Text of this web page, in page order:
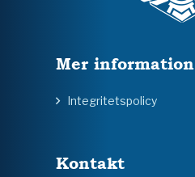
Mer information
Integritetspolicy
Kontakt